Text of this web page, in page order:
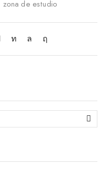
zona de estudio